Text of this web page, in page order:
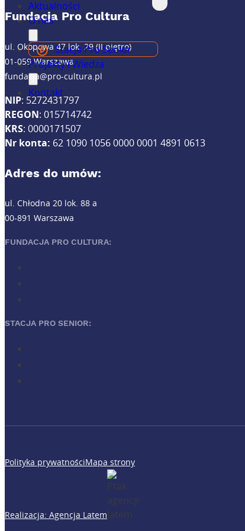
Aktualności
O nas
Stacja Pro Senior
Projekty i Wiedza
Kontakt
Fundacja Pro Cultura
ul. Okopowa 47 lok. 29 (II piętro)
01-059 Warszawa
fundacja@pro-cultura.pl
NIP: 5272431797
REGON: 015714742
KRS: 0000171507
Nr konta: 62 1090 1056 0000 0001 4891 0613
Adres do umów:
ul. Chłodna 20 lok. 88 a
00-891 Warszawa
FUNDACJA PRO CULTURA:
STACJA PRO SENIOR:
Polityka prywatnościMapa strony
Realizacja: Agencja Latem